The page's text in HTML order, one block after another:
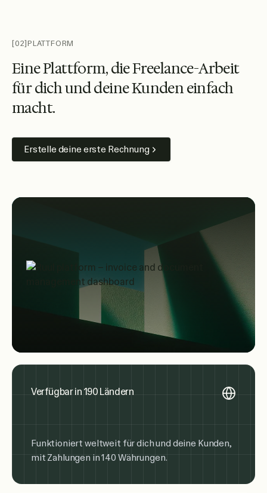
[02]PLATTFORM
EinePlattform,dieFreelance-Arbeit
fürdichunddeineKundeneinfach
macht.
Erstelle deine erste Rechnung
Verfügbar in 190 Ländern
Funktioniert weltweit für dich und deine Kunden,
mit Zahlungen in 140 Währungen.